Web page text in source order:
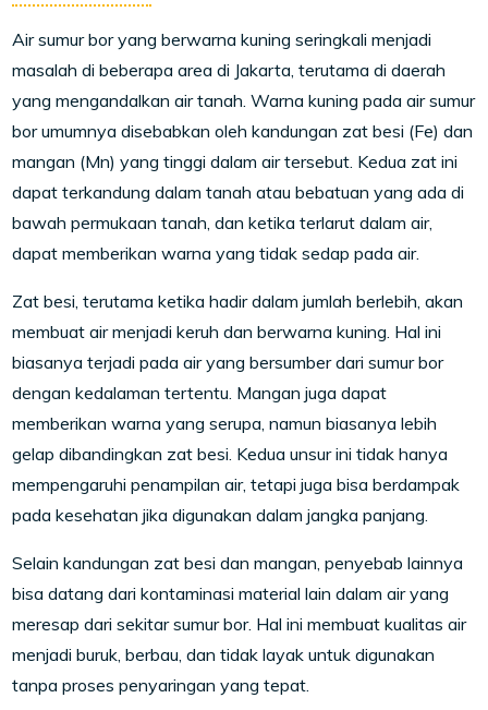
Air sumur bor yang berwarna kuning seringkali menjadi
masalah di beberapa area di Jakarta, terutama di daerah
yang mengandalkan air tanah. Warna kuning pada air sumur
bor umumnya disebabkan oleh kandungan zat besi (Fe) dan
mangan (Mn) yang tinggi dalam air tersebut. Kedua zat ini
dapat terkandung dalam tanah atau bebatuan yang ada di
bawah permukaan tanah, dan ketika terlarut dalam air,
dapat memberikan warna yang tidak sedap pada air.
Zat besi, terutama ketika hadir dalam jumlah berlebih, akan
membuat air menjadi keruh dan berwarna kuning. Hal ini
biasanya terjadi pada air yang bersumber dari sumur bor
dengan kedalaman tertentu. Mangan juga dapat
memberikan warna yang serupa, namun biasanya lebih
gelap dibandingkan zat besi. Kedua unsur ini tidak hanya
mempengaruhi penampilan air, tetapi juga bisa berdampak
pada kesehatan jika digunakan dalam jangka panjang.
Selain kandungan zat besi dan mangan, penyebab lainnya
bisa datang dari kontaminasi material lain dalam air yang
meresap dari sekitar sumur bor. Hal ini membuat kualitas air
menjadi buruk, berbau, dan tidak layak untuk digunakan
tanpa proses penyaringan yang tepat.